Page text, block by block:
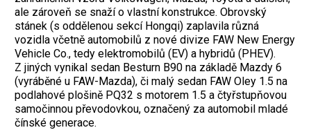
ale zároveň se snaží o vlastní konstrukce. Obrovský
stánek (s oddělenou sekcí Hongqi) za­plavila různá
vozidla včetně automobilů z nové divize FAW New Energy
­Vehicle Co., tedy elektromobilů (EV) a hybridů (PHEV).
Z jiných vynikal sedan Besturn B90 na zá­kladě Mazdy 6
(vyráběné u FAW-Mazda), či malý sedan FAW Oley 1.5 na
podlahové ­plošině PQ32 s motorem 1.5 a čtyřstupňovou
samočinnou převodovkou, označený za au­tomobil mladé
čínské generace.